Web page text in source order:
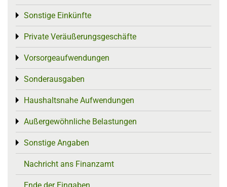
Sonstige Einkünfte
Toggle menu
Private Veräußerungsgeschäfte
Toggle menu
Vorsorgeaufwendungen
Toggle menu
Sonderausgaben
Toggle menu
Haushaltsnahe Aufwendungen
Toggle menu
Außergewöhnliche Belastungen
Toggle menu
Sonstige Angaben
Toggle menu
Nachricht ans Finanzamt